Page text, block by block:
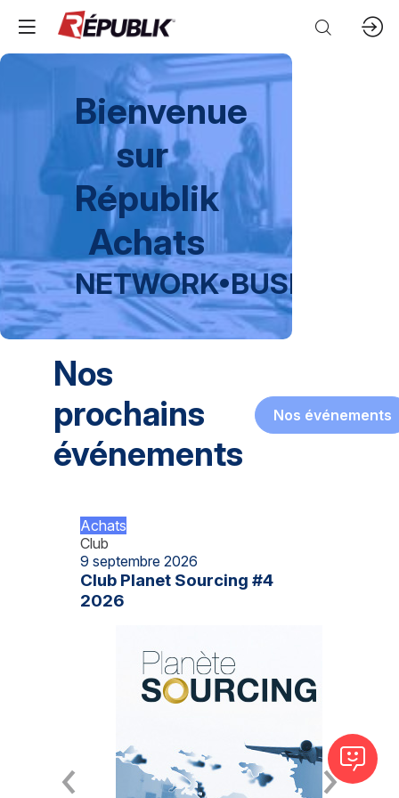
Bienvenue
sur
Républik
Achats
NETWORK•BUSINESS
Nos
prochains
événements
Nos événements
Achats
Club
9 septembre 2026
Club Planet Sourcing #4
2026